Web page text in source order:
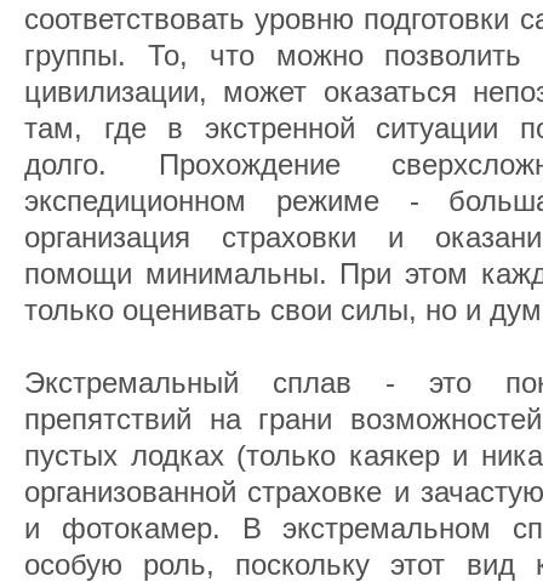
соответствовать уровню подготовки
группы. То, что можно
цивилизации, может оказаться
там, где в экстренной ситуации
долго. Прохождение
экспедиционном режиме -
организация страховки и
помощи минимальны. При этом
только оценивать свои силы, но и
Экстремальный сплав - это
препятствий на грани
пустых лодках (только каякер и
организованной страховке и
и фотокамер. В экстремальном
особую роль, поскольку этот вид